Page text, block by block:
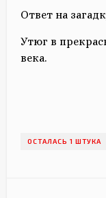
Ответ на
Утюг в
века.
ОСТАЛАСЬ 1 ШТУКА